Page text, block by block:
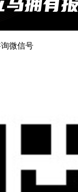
微信号